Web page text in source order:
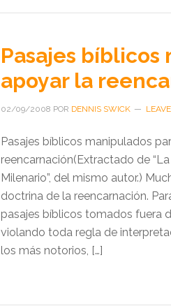
Pasajes bíblicos
apoyar la
02/09/2008 POR DENNIS SWICK
Pasajes bíblicos manipulados
reencarnación(Extractado de
Milenario”, del mismo autor.)
doctrina de la reencarnación.
pasajes bíblicos tomados fuera
violando toda regla de
los más notorios, […]